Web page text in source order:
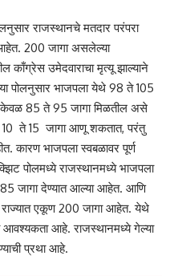
राजस्थानचे मतदार परंपरा
200 जागा असलेल्या
काँग्रेस उमेदवाराचा मृत्यू झाल्याने
पोलनुसार भाजपला येथे 98 ते 105
केवळ 85 ते 95 जागा मिळतील असे
ते 15 जागा आणू शकतात, परंतु
कारण भाजपला स्वबळावर पूर्ण
पोलमध्ये राजस्थानमध्ये भाजपला
जागा देण्यात आल्या आहेत. आणि
राज्यात एकूण 200 जागा आहेत. येथे
आवश्यकता आहे. राजस्थानमध्ये गेल्या
प्रथा आहे.